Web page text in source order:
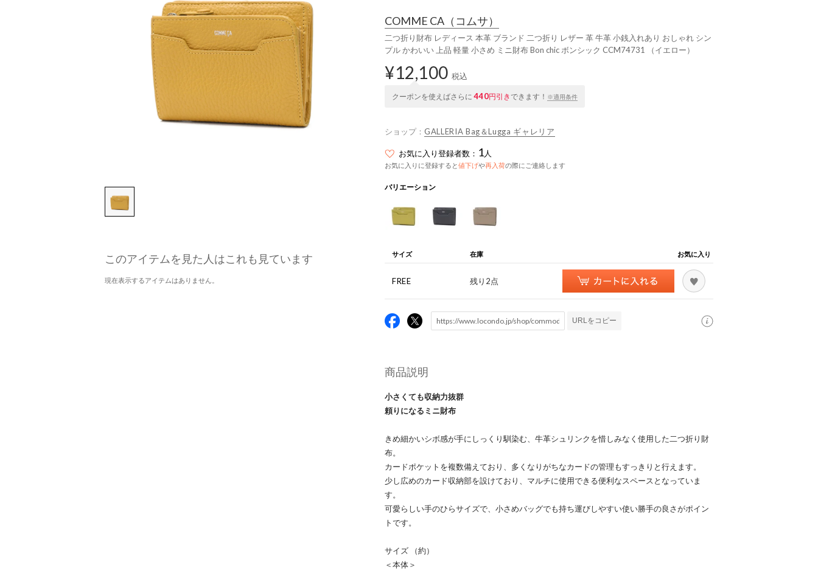
このアイテムを見た人はこれも見ています
現在表示するアイテムはありません。
COMME CA （コムサ）
二つ折り財布 レディース 本革 ブランド 二つ折り レザー 革 牛革 小銭入れあり おしゃれ シン
プル かわいい 上品 軽量 小さめ ミニ財布 Bon chic ボンシック CCM74731 （イエロー）
¥12,100 税込
クーポンを使えばさらに 440円引きできます！ ※適用条件
ショップ： GALLERIA Bag＆Lugga ギャレリア
お気に入り登録者数： 1人
お気に入りに登録すると値下げや再入荷の際にご連絡します
バリエーション
サイズ 在庫 お気に入り
FREE 残り2点
URLをコピー
商品説明
小さくても収納力抜群
頼りになるミニ財布
きめ細かいシボ感が手にしっくり馴染む、牛革シュリンクを惜しみなく使用した二つ折り財
布。
カードポケットを複数備えており、多くなりがちなカードの管理もすっきりと行えます。
少し広めのカード収納部を設けており、マルチに使用できる便利なスペースとなっていま
す。
可愛らしい手のひらサイズで、小さめバッグでも持ち運びしやすい使い勝手の良さがポイン
トです。
サイズ （約）
＜本体＞